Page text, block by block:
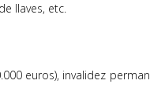
llaves, etc.
euros), invalidez